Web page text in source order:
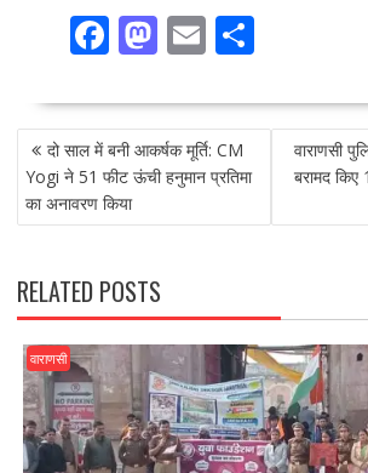
F
e
b
o
o
k
M
to
d
o
n
E
ai
l
S
ar
POST
NAVIGATION
दो साल में बनी आकर्षक मूर्ति: CM
Yogi ने 51 फीट ऊंची हनुमान प्रतिमा
का अनावरण किया
वाराणसी
बरामद किए
RELATED POSTS
वाराणसी